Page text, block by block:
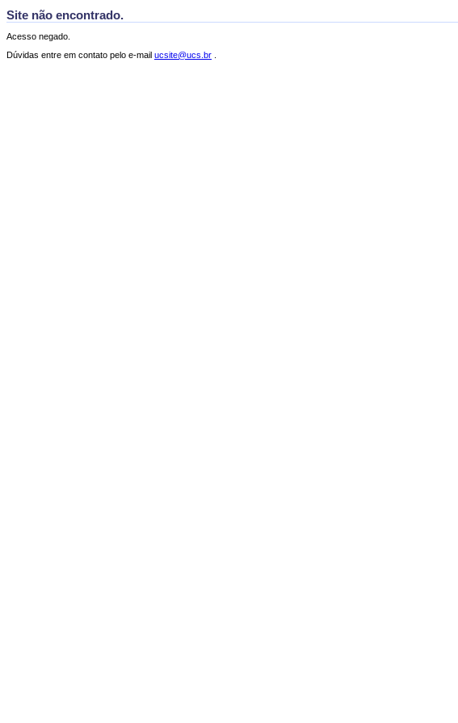
Site não encontrado.
Acesso negado.
Dúvidas entre em contato pelo e-mail ucsite@ucs.br